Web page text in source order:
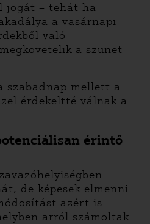
jogát – tehát ha
a vasárnapi
való
a szünet
szabadnap mellett a
érdekeltté válnak a
érintő
de képesek elmenni
azért is
arról számoltak